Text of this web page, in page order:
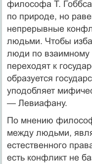
философа Т.
по природе, но
не­прерывные
людьми. Чтобы
люди по взаимному
переходят к
обра­зуется
уподобляет
— Левиафану.
По мнению
между людьми,
естественного
есть конфликт не